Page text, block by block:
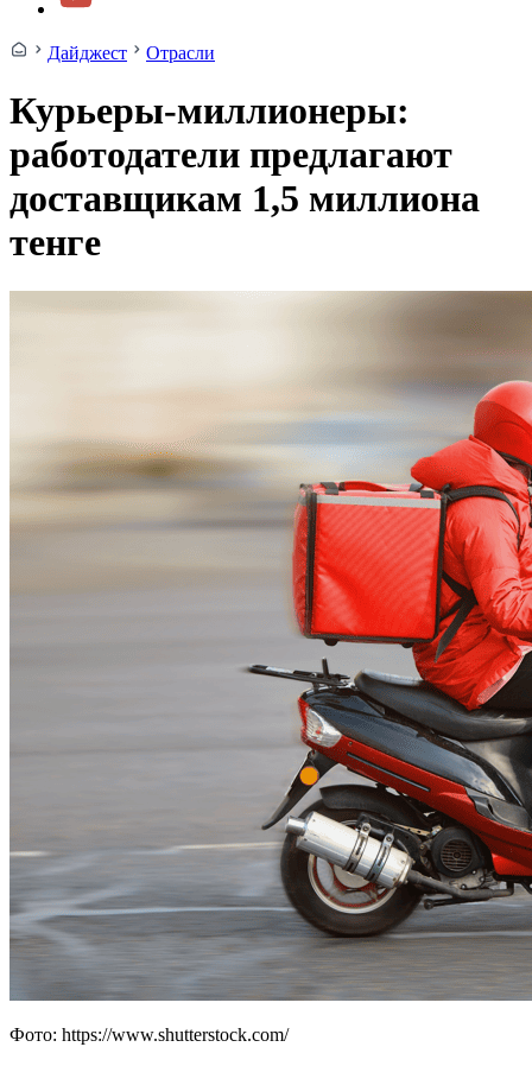
Дайджест Отрасли
Курьеры-миллионеры:
работодатели предлагают
доставщикам 1,5 миллиона
тенге
Фото: https://www.shutterstock.com/